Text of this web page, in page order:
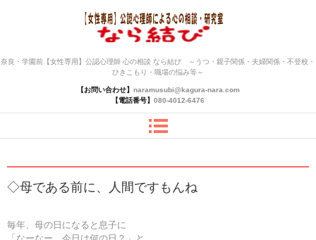
奈良・学園前【女性専用】公認心理師 心の相談 なら結び ～うつ・親子関係・夫婦関係・不登校・
ひきこもり・職場の悩み等～
【お問い合わせ】 naramusubi@kagura-nara.com
【電話番号】 080-4012-6476
◇母である前に、人間ですもんね
毎年、母の日になると息子に